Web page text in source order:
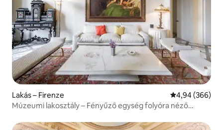
Lakás – Firenze Átlagos
4,94 (366)
Múzeumi lakosztály – Fényűző egység folyóra néző